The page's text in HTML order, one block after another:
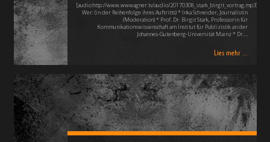
[audio:http://www.wwwagner.tv/audio/20170308_stark_birgit_vortrag.mp3]
Wer: (in der Reihenfolge ihres Auftritts) * Inka Schneider, Journalistin
(Moderation) * Prof. Dr. Birgit Stark, Professorin für
Kommunikationswissenschaft am Institut für Publizistik an der
Johannes-Gutenberg-Universität Mainz * Dr.…
Lies mehr ...